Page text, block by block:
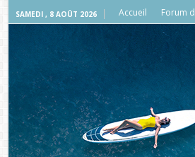
SAMEDI , 8 AOÛT 2026 Accueil Forum